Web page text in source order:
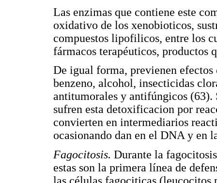
Las enzimas que contiene este
oxidativo de los xenobioticos,
compuestos lipofilicos, entre los
fármacos terapéuticos, productos
De igual forma, previenen
benzeno, alcohol, insecticidas
antitumorales y antifúngicos (63).
sufren esta detoxificacion por
convierten en intermediarios
ocasionando dan en el DNA y en
Fagocitosis. Durante la
estas son la primera línea de